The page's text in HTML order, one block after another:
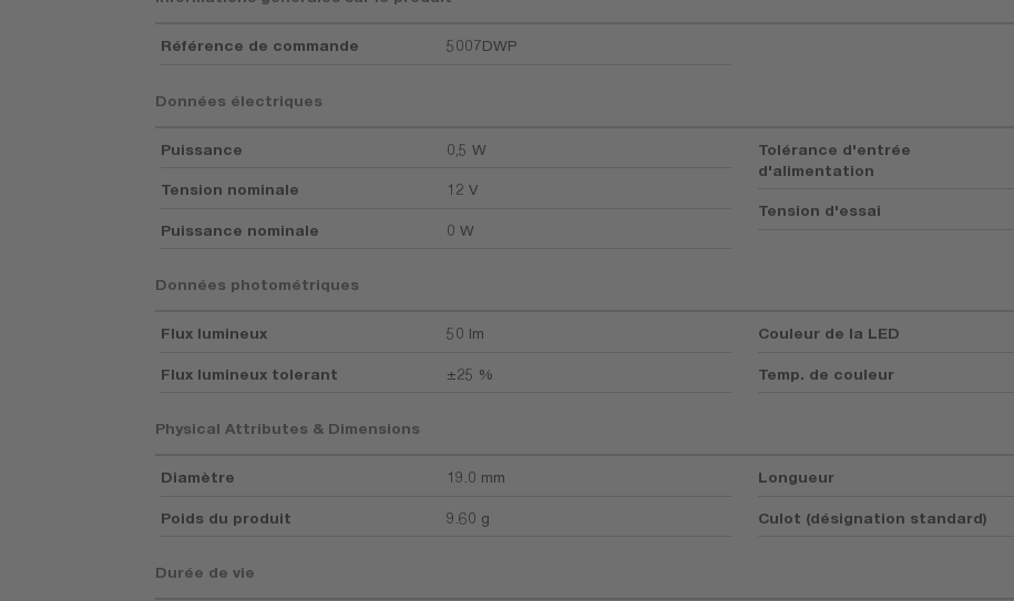
Référence de commande 5007DWP
Données électriques
Puissance 0,5 W
Tension nominale 12 V
Puissance nominale 0 W
Tolérance d'entrée
d'alimentation
Tension d'essai
Données photométriques
Flux lumineux 50 lm
Flux lumineux tolerant ±25 %
Couleur de la LED
Temp. de couleur
Physical Attributes & Dimensions
Diamètre 19.0 mm
Poids du produit 9.60 g
Longueur
Culot (désignation standard)
Durée de vie